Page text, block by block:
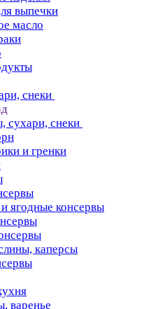
выпечки
масло
снеки
сухари, снеки
и гренки
ягодные консервы
каперсы
варенье